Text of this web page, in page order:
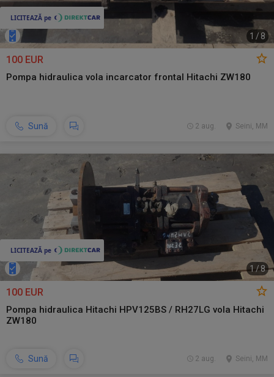
1 / 8
100 EUR
Pompa hidraulica vola incarcator frontal Hitachi ZW180
Sună Seini, MM
2 aug.
1 /8
100 EUR
Pompa hidraulica Hitachi HPV125BS / RH27LG vola Hitachi
ZW180
Sună Seini, MM
2 aug.